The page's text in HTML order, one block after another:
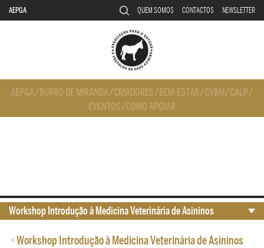
AEPGA QUEM SOMOS CONTACTOS NEWSLETTER
AEPGA/ BURRO DE MIRANDA/CRIADORES/ BEM-ESTAR/CVBM/CALP/
EVENTOS/COMO APOIAR
•Workshop Introdução à Medicina Veterinária de Asininos
Workshop Introdução à Medicina Veterinária de Asininos